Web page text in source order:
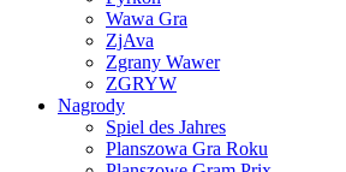
Wawa Gra
ZjAva
Zgrany Wawer
ZGRYW
Nagrody
Spiel des Jahres
Planszowa Gra Roku